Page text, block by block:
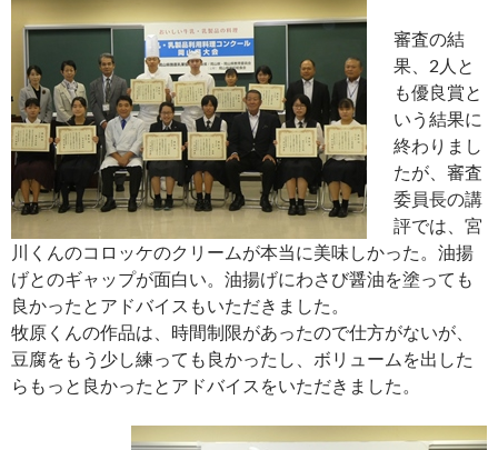
審査の結
果、2人と
も優良賞と
いう結果に
終わりまし
たが、審査
委員長の講
評では、宮
川くんのコロッケのクリームが本当に美味しかった。油揚
げとのギャップが面白い。油揚げにわさび醤油を塗っても
良かったとアドバイスもいただきました。
牧原くんの作品は、時間制限があったので仕方がないが、
豆腐をもう少し練っても良かったし、ボリュームを出した
らもっと良かったとアドバイスをいただきました。